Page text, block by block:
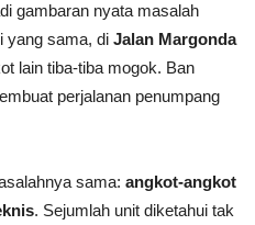
gambaran nyata masalah
yang sama, di Jalan Margonda
lain tiba-tiba mogok. Ban
perjalanan penumpang
sama: angkot-angkot
. Sejumlah unit diketahui tak